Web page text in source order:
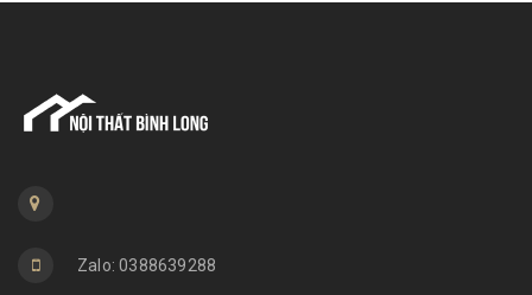
Zalo: 0388639288